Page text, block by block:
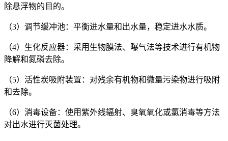
除悬浮物的目的。
（3）调节缓冲池：平衡进水量和出水量，稳定进水水质。
（4）生化反应器：采用生物膜法、曝气法等技术进行有机物
降解和氮磷去除。
（5）活性炭吸附装置：对残余有机物和微量污染物进行吸附
和去除。
（6）消毒设备：使用紫外线辐射、臭氧氧化或氯消毒等方法
对出水进行灭菌处理。